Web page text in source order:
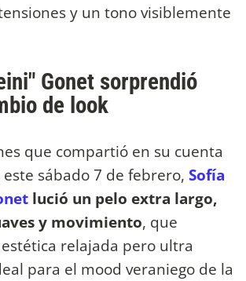
y un tono visiblemente
Gonet sorprendió
de look
que compartió en su cuenta
sábado 7 de febrero, Sofía
lució un pelo extra largo,
y movimiento, que
relajada pero ultra
para el mood veraniego de la